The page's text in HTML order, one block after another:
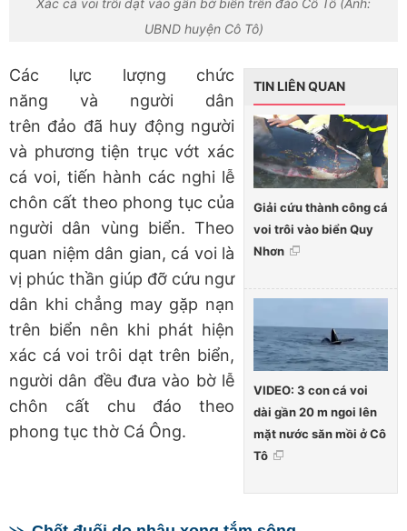
UBND huyện Cô Tô)
TIN LIÊN QUAN
Giải cứu thành công cá
voi trôi vào biển Quy
Nhơn
VIDEO: 3 con cá voi
dài gần 20 m ngoi lên
mặt nước săn mồi ở Cô
Tô
Các lực lượng chức
năng và người dân
trên đảo đã huy động người
và phương tiện trục vớt xác
cá voi, tiến hành các nghi lễ
chôn cất theo phong tục của
người dân vùng biển. Theo
quan niệm dân gian, cá voi là
vị phúc thần giúp đỡ cứu ngư
dân khi chẳng may gặp nạn
trên biển nên khi phát hiện
xác cá voi trôi dạt trên biển,
người dân đều đưa vào bờ lễ
chôn cất chu đáo theo
phong tục thờ Cá Ông.